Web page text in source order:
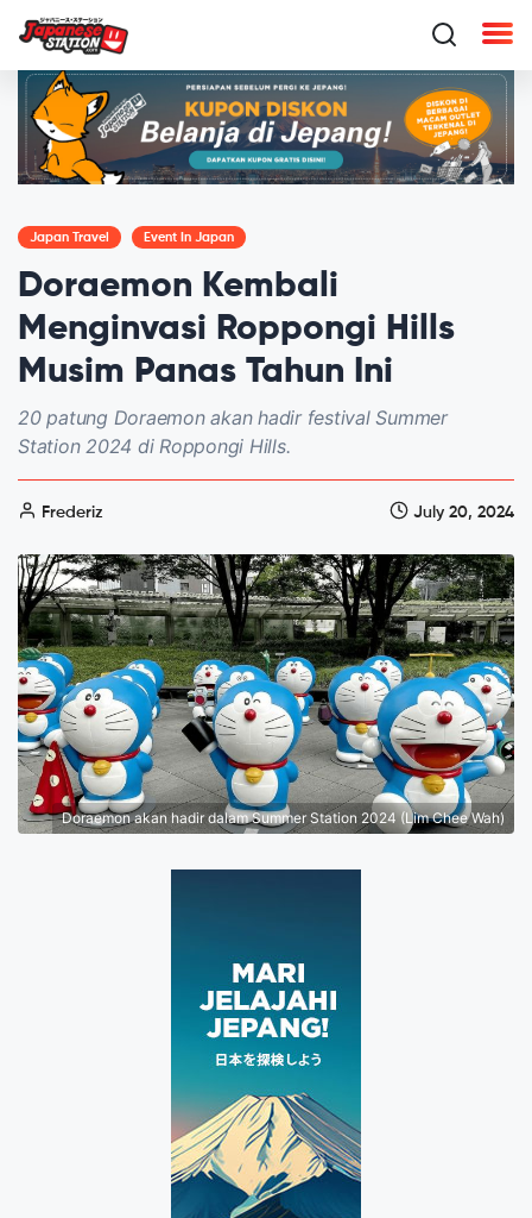
Japan Travel Event In Japan
Doraemon Kembali
Menginvasi Roppongi Hills
Musim Panas Tahun Ini
20 patung Doraemon akan hadir festival Summer
Station 2024 di Roppongi Hills.
Frederiz July 20, 2024
Doraemon akan hadir dalam Summer Station 2024 (Lim Chee Wah)